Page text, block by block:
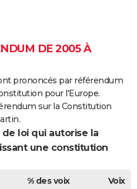
DE 2005 À
prononcés par référendum
pour l'Europe.
sur la Constitution
loi qui autorise la
une constitution
% des voix
Voix